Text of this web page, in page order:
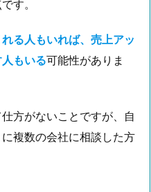
す。
る人もいれば、売上アッ
もいる可能性がありま
方がないことですが、自
複数の会社に相談した方